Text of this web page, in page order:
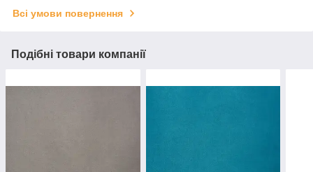
Всі умови повернення
Подібні товари компанії